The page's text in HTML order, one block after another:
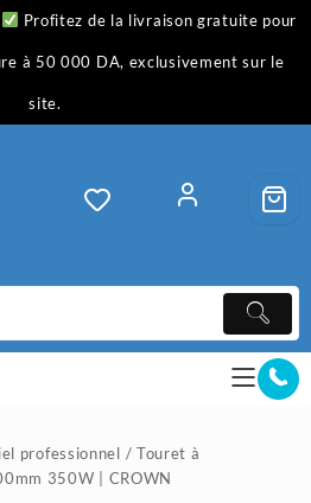
Profitez de la livraison gratuite pour
à 50 000 DA, exclusivement sur le
site.
professionnel / Touret à
350W | CROWN